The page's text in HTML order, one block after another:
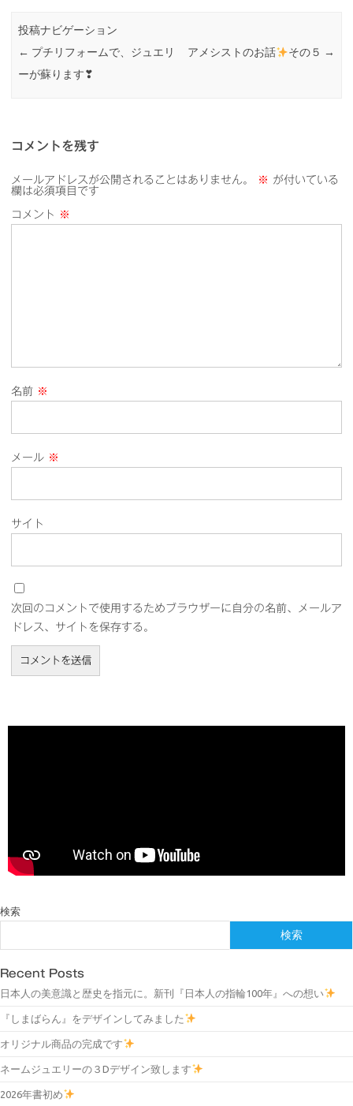
投稿ナビゲーション
← プチリフォームで、ジュエリ
ーが蘇ります❣
アメシストのお話 その５ →
コメントを残す
メールアドレスが公開されることはありません。 ※ が付いている
欄は必須項目です
コメント ※
名前 ※
メール ※
サイト
次回のコメントで使用するためブラウザーに自分の名前、メールア
ドレス、サイトを保存する。
検索
検索
Recent Posts
日本人の美意識と歴史を指元に。新刊『日本人の指輪100年』への想い
『しまばらん』をデザインしてみました
オリジナル商品の完成です
ネームジュエリーの３Dデザイン致します
2026年書初め